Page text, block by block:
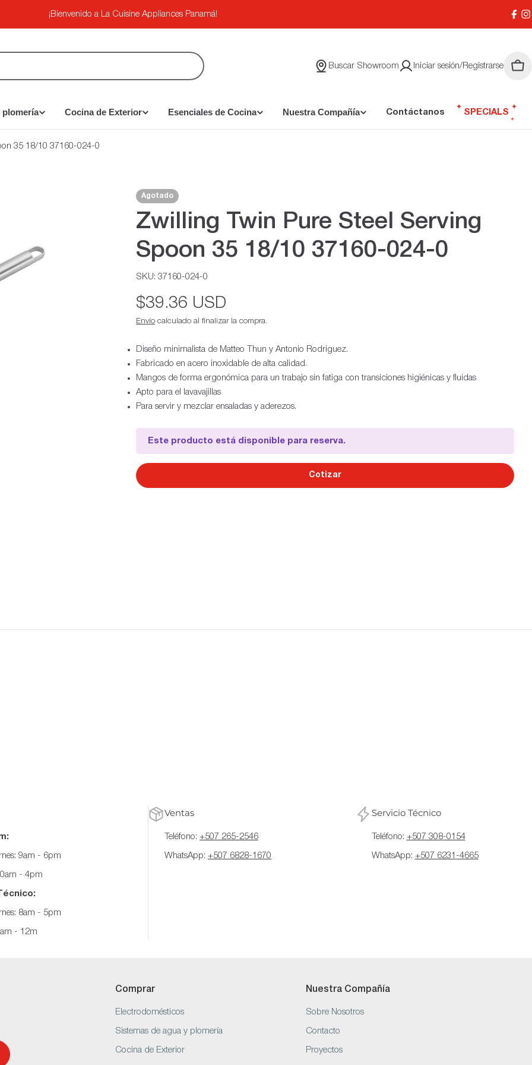
¡Bienvenido a La Cuisine Appliances Panamá!
Buscar Showroom Iniciar sesión/Registrarse
plomería Cocina de Exterior Esenciales de Cocina Nuestra Compañía Contáctanos SPECIALS
35 18/10 37160-024-0
Agotado
Zwilling Twin Pure Steel Serving
Spoon 35 18/10 37160-024-0
SKU: 37160-024-0
Precio
habitual
$39.36 USD
Envío calculado al finalizar la compra.
Diseño minimalista de Matteo Thun y Antonio Rodriguez.
Fabricado en acero inoxidable de alta calidad.
Mangos de forma ergonómica para un trabajo sin fatiga con transiciones higiénicas y fluidas
Apto para el lavavajillas
Para servir y mezclar ensaladas y aderezos.
Este producto está disponible para reserva.
Cotizar
9am - 6pm
- 4pm
8am - 5pm
- 12m
Ventas
Teléfono: +507 265-2546
WhatsApp: +507 6828-1670
Servicio Técnico
Teléfono: +507 308-0154
WhatsApp: +507 6231-4665
Comprar
Electrodomésticos
Sistemas de agua y plomería
Cocina de Exterior
Nuestra Compañía
Sobre Nosotros
Contacto
Proyectos